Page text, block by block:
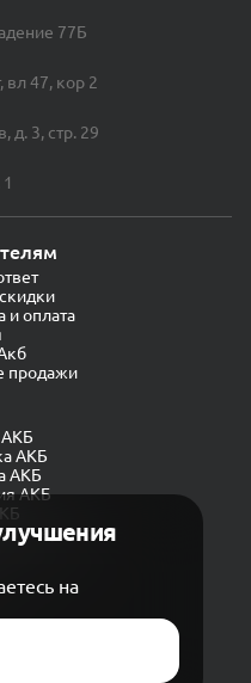
на
77Б
47, кор 2
д. 3, стр. 29
и оплата
продажи
АКБ
АКБ
АКБ
АКБ
генератора